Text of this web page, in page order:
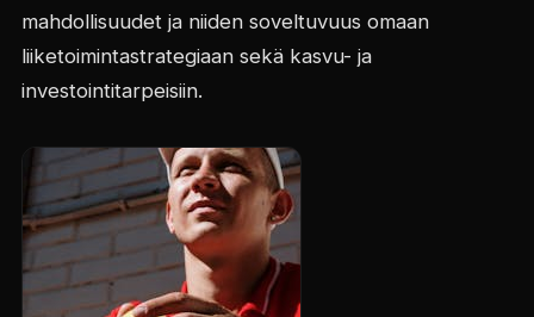
mahdollisuudet ja niiden soveltuvuus omaan
liiketoimintastrategiaan sekä kasvu- ja
investointitarpeisiin.